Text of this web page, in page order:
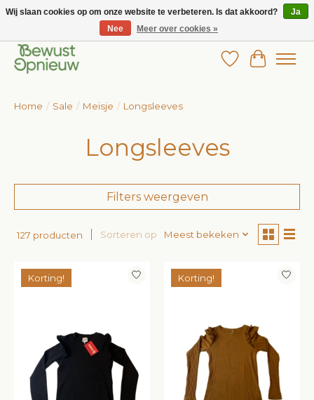
Wij bieden het grootste aanbod in betaalbare kinderkleding!
Verlanglijst
Home / Sale / Meisje / Longsleeves
Longsleeves
Filters weergeven
127 producten Sorteren op Meest bekeken
Korting! Korting!
Wij slaan cookies op om onze website te verbeteren. Is dat akkoord?
Ja
Nee
Meer over cookies »